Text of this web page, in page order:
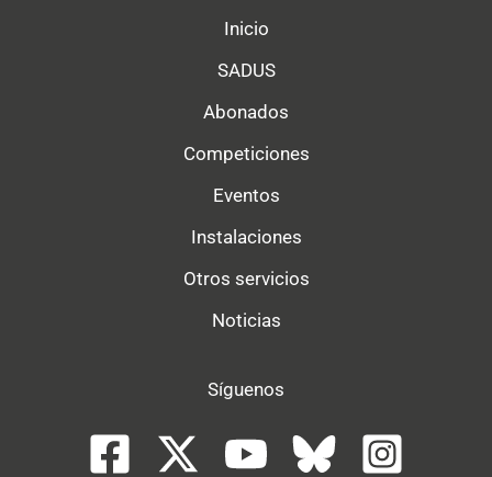
Inicio
SADUS
Abonados
Competiciones
Eventos
Instalaciones
Otros servicios
Noticias
Síguenos